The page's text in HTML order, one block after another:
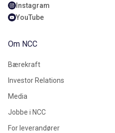
Instagram
YouTube
Om NCC
Bærekraft
Investor Relations
Media
Jobbe i NCC
For leverandører